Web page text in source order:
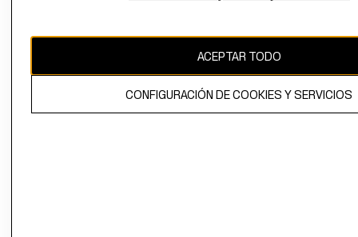
Uruguay ($U)
ACEPTAR TODO
CONFIGURACIÓN DE COOKIES Y SERVICIOS